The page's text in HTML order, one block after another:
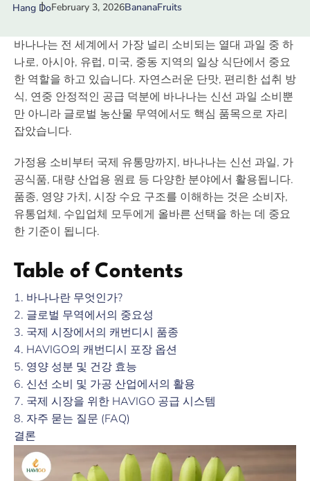
Hang DoFebruary 3, 2026BananaFruits
바나나는 전 세계에서 가장 널리 소비되는 열대 과일 중 하
나로, 아시아, 유럽, 미국, 중동 지역의 일상 식단에서 중요
한 역할을 하고 있습니다. 자연스러운 단맛, 편리한 섭취 방
식, 연중 안정적인 공급 덕분에 바나나는 신선 과일 소비뿐
만 아니라 글로벌 농산물 무역에서도 핵심 품목으로 자리
잡았습니다.
가정용 소비부터 국제 유통망까지, 바나나는 신선 과일, 가
공식품, 대량 산업용 원료 등 다양한 분야에서 활용됩니다.
품종, 영양 가치, 시장 수요 구조를 이해하는 것은 소비자,
유통업체, 수입업체 모두에게 올바른 선택을 하는 데 중요
한 기준이 됩니다.
Table of Contents
1. 바나나란 무엇인가?
2. 글로벌 무역에서의 중요성
3. 국제 시장에서의 캐번디시 품종
4. HAVIGO의 캐번디시 포장 옵션
5. 영양 성분 및 건강 효능
6. 신선 소비 및 가공 산업에서의 활용
7. 국제 시장을 위한 HAVIGO 공급 시스템
8. 자주 묻는 질문 (FAQ)
결론